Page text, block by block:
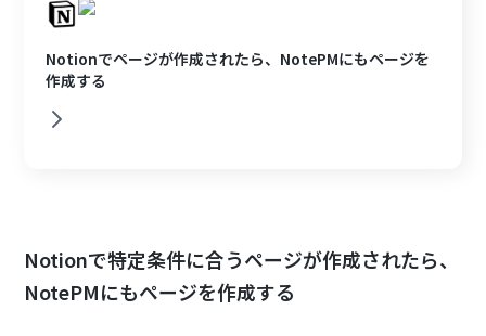
Notionでページが作成されたら、NotePMにもページを
作成する
Notionで特定条件に合うページが作成されたら、
NotePMにもページを作成する